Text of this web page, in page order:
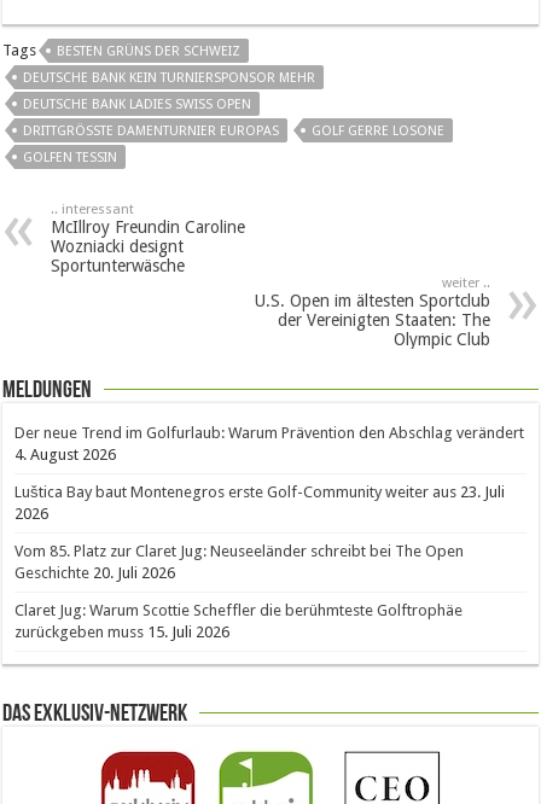
Tags
BESTEN GRÜNS DER SCHWEIZ
DEUTSCHE BANK KEIN TURNIERSPONSOR MEHR
DEUTSCHE BANK LADIES SWISS OPEN
DRITTGRÖSSTE DAMENTURNIER EUROPAS
GOLF GERRE LOSONE
GOLFEN TESSIN
.. interessant
McIllroy Freundin Caroline
Wozniacki designt
Sportunterwäsche
weiter ..
U.S. Open im ältesten Sportclub
der Vereinigten Staaten: The
Olympic Club
Meldungen
Der neue Trend im Golfurlaub: Warum Prävention den Abschlag verändert
4. August 2026
Luštica Bay baut Montenegros erste Golf-Community weiter aus 23. Juli
2026
Vom 85. Platz zur Claret Jug: Neuseeländer schreibt bei The Open
Geschichte 20. Juli 2026
Claret Jug: Warum Scottie Scheffler die berühmteste Golftrophäe
zurückgeben muss 15. Juli 2026
Das Exklusiv-Netzwerk